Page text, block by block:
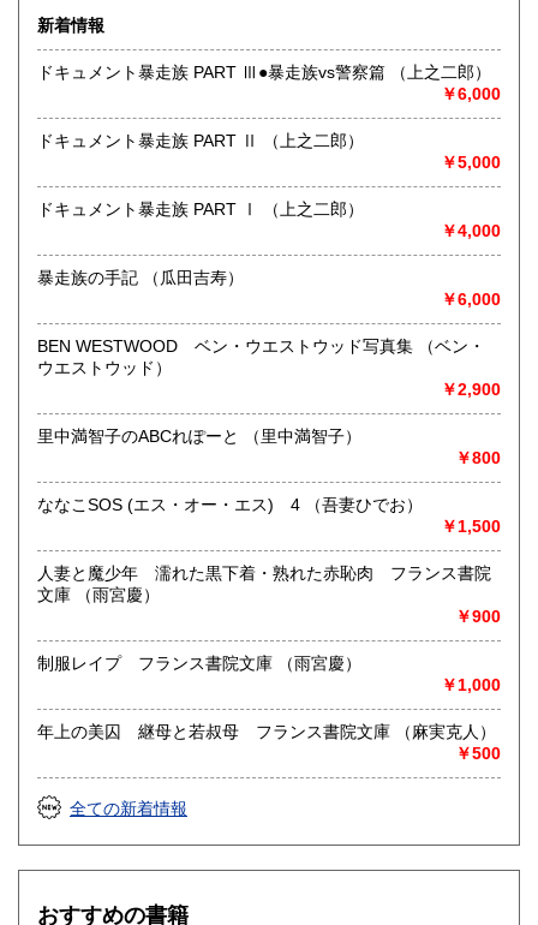
沿線名：東京メトロ半蔵門線 都営三田線 都営新宿線
最寄駅：神保町駅徒歩1分
営業時間：平日10:30-19:00 日・祝日11:00-18:30
定休日：年末年始(30日～3日)※28日以降の通販は翌年以降対
書籍の買取について
-
趣味、サブカルチャー、古書一般（その他）
ロック、アイドル、サブカルチャー、古書一般等
新着情報
ドキュメント暴走族 PART Ⅲ●暴走族vs警察篇 （上之二郎）
￥6,000
ドキュメント暴走族 PART Ⅱ （上之二郎）
￥5,000
ドキュメント暴走族 PART Ⅰ （上之二郎）
￥4,000
暴走族の手記 （瓜田吉寿）
￥6,000
BEN WESTWOOD ベン・ウエストウッド写真集 （ベン・
ウエストウッド）
￥2,900
里中満智子のABCれぽーと （里中満智子）
￥800
ななこSOS (エス・オー・エス) 4 （吾妻ひでお）
￥1,500
人妻と魔少年 濡れた黒下着・熟れた赤恥肉 フランス書院
文庫 （雨宮慶）
￥900
制服レイプ フランス書院文庫 （雨宮慶）
￥1,000
年上の美囚 継母と若叔母 フランス書院文庫 （麻実克人）
￥500
全ての新着情報
おすすめの書籍